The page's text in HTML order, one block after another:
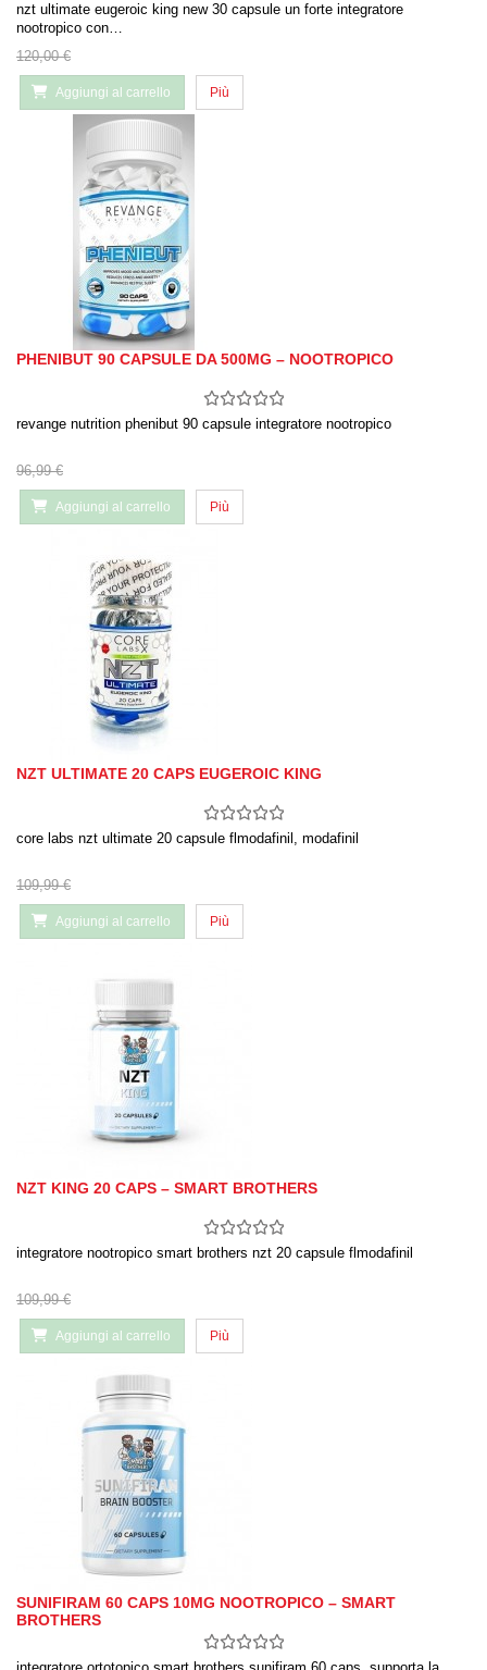
nzt ultimate eugeroic king new 30 capsule un forte integratore
nootropico con…
120,00 €
Aggiungi al carrello Più
PHENIBUT 90 CAPSULE DA 500MG – NOOTROPICO
revange nutrition phenibut 90 capsule integratore nootropico
96,99 €
Aggiungi al carrello Più
NZT ULTIMATE 20 CAPS EUGEROIC KING
core labs nzt ultimate 20 capsule flmodafinil, modafinil
109,99 €
Aggiungi al carrello Più
NZT KING 20 CAPS – SMART BROTHERS
integratore nootropico smart brothers nzt 20 capsule flmodafinil
109,99 €
Aggiungi al carrello Più
SUNIFIRAM 60 CAPS 10MG NOOTROPICO – SMART
BROTHERS